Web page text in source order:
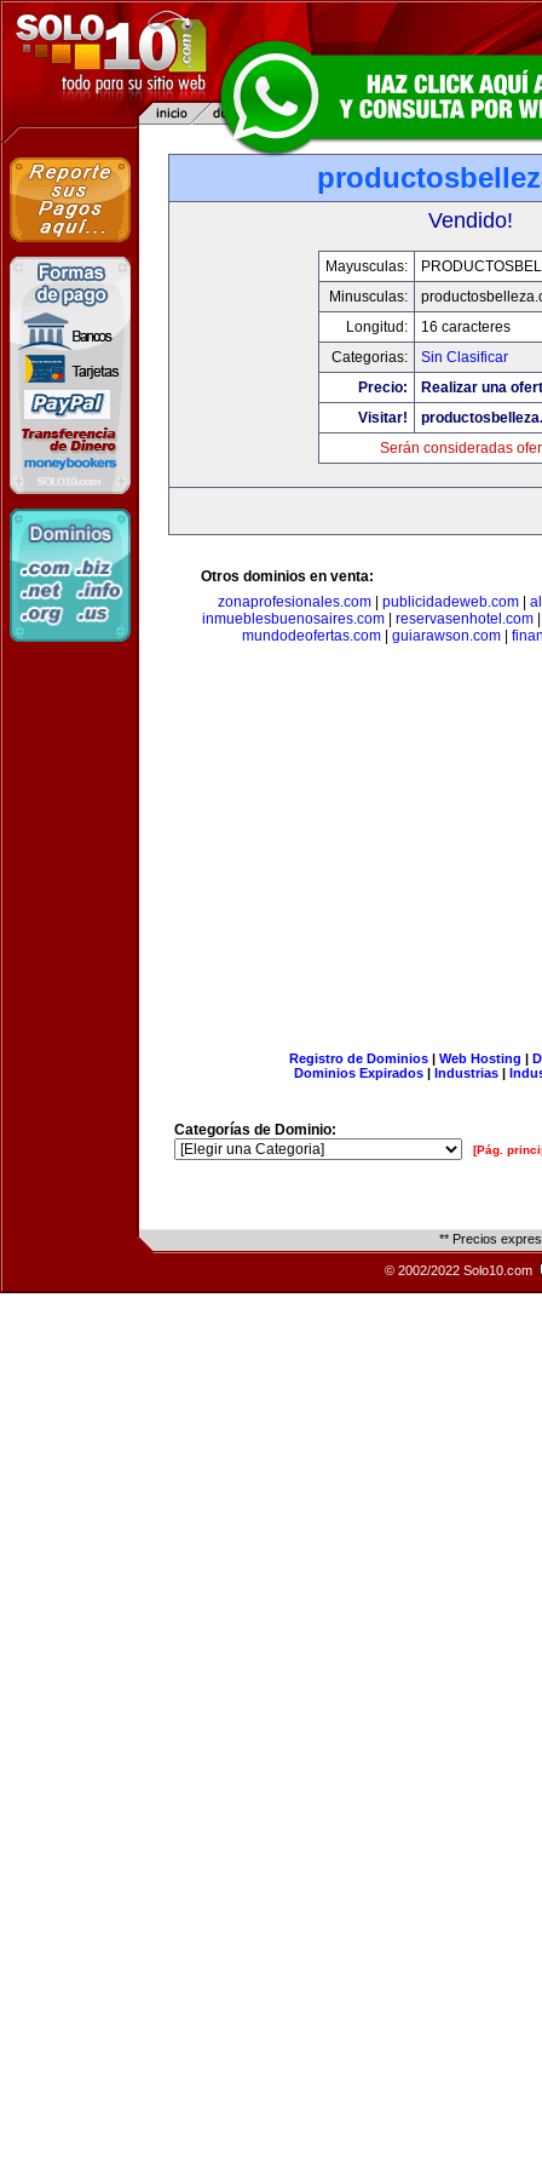
Vendido!
Mayusculas:
Minusculas:
Longitud:
16 caracteres
Categorias:
Sin Clasificar
Precio:
Realizar una
Visitar!
Serán consideradas
Otros dominios en venta:
zonaprofesionales.com| publicidadeweb.com|
inmueblesbuenosaires.com| reservasenhotel.com
mundodeofertas.com| guiarawson.com|
Registro de Dominios| Web Hosting |
Dominios Expirados | Industrias |
Categorías de Dominio:
[Pág.
** Precios
© 2002/2022 Solo10.com